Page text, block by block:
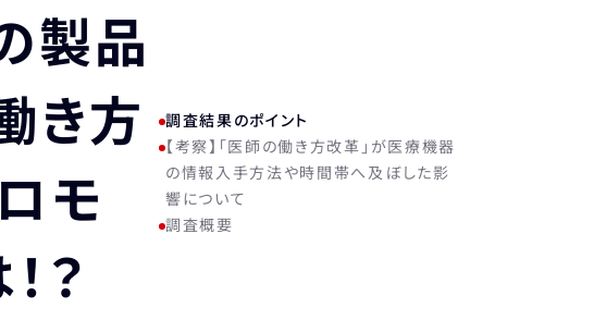
製品
き方
モ
？
調査結果のポイント
【考察】「医師の働き方改革」が医療機器
の情報入手方法や時間帯へ及ぼした影
響について
調査概要